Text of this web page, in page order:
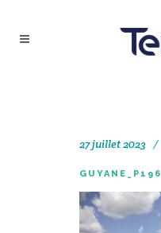
27 juillet 2023
GUYANE_P196